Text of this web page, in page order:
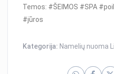
Temos: #ŠEIMOS #SPA
#jūros
Kategorija: Namelių nuoma